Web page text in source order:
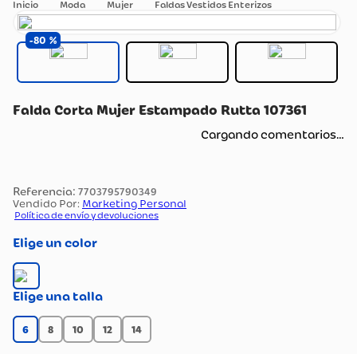
Moda Mujer Faldas Vestidos Enterizos
80
Falda Corta Mujer Estampado Rutta 107361
Cargando comentarios…
: 7703795790349
Vendido Por: Marketing Personal
Política de envío y devoluciones
color
talla
6 8 10 12 14